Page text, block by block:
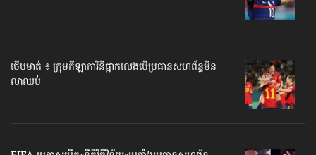
ថើបមាត់ ៖ ក្រុមកីឡាការិនី​ផ្អាកលេង​​បើប្រធានសហព័ន្ធ​មិន
លាឈប់